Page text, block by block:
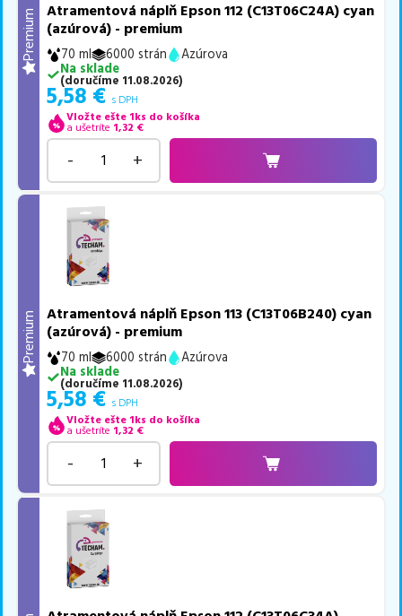
Premium
Atramentová náplň Epson 112 (C13T06C24A) cyan
(azúrová) - premium
70 ml 6000 strán
Azúrova
Na sklade
(doručíme 11.08.2026)
5,58 € s DPH
Vložte ešte 1ks do košíka
a ušetríte 1,32 €
- +
Premium
Atramentová náplň Epson 113 (C13T06B240) cyan
(azúrová) - premium
70 ml 6000 strán
Azúrova
Na sklade
(doručíme 11.08.2026)
5,58 € s DPH
Vložte ešte 1ks do košíka
a ušetríte 1,32 €
- +